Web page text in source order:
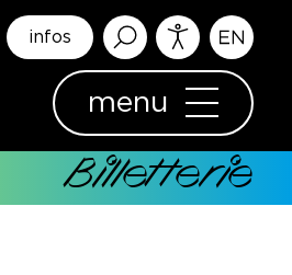
infos
menu
Billetterie